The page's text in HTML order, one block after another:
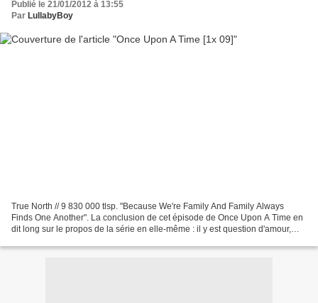
Publié le 21/01/2012 à 13:55
Par LullabyBoy
True North // 9 830 000 tlsp. "Because We're Family And Family Always
Finds One Another". La conclusion de cet épisode de Once Upon A Time en
dit long sur le propos de la série en elle-même : il y est question d'amour,